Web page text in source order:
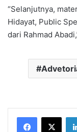
“Selanjutnya,
Hidayat, Public
dari Rahmad